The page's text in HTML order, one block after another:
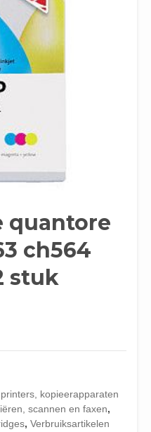
quantore
ch564
stuk
kopieerapparaten
scannen en faxen,
, Verbruiksartikelen